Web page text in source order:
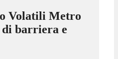
Volatili Metro
di barriera e